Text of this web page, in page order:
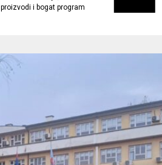
proizvodi i bogat program